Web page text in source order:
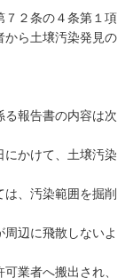
２条の４条第１項
から土壌汚染発見の
報告書の内容は次
にかけて、土壌汚染
は、汚染範囲を掘削
周辺に飛散しないよ
業者へ搬出され、